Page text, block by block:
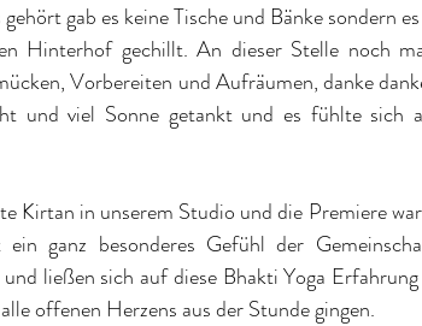
gab es keine Tische und Bänke sondern
Hinterhof gechillt. An dieser Stelle noch
Vorbereiten und Aufräumen, danke
und viel Sonne getankt und es fühlte sich
Kirtan in unserem Studio und die Premiere
ganz besonderes Gefühl der
ließen sich auf diese Bhakti Yoga
offenen Herzens aus der Stunde gingen.